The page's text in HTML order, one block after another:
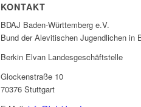
KONTAKT
BDAJ Baden-Württemberg e.V.
Bund der Alevitischen Jugendlichen in
Berkin Elvan Landesgeschäftstelle
Glockenstraße 10
70376 Stuttgart